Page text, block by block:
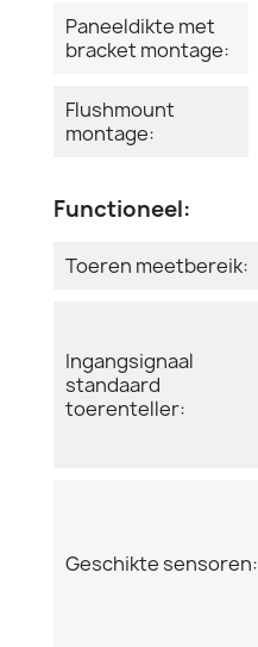
Paneeldikte met
bracket montage:
Flushmount
montage:
Functioneel:
Toeren meetbereik:
Ingangsignaal
standaard
toerenteller:
Geschikte sensoren: